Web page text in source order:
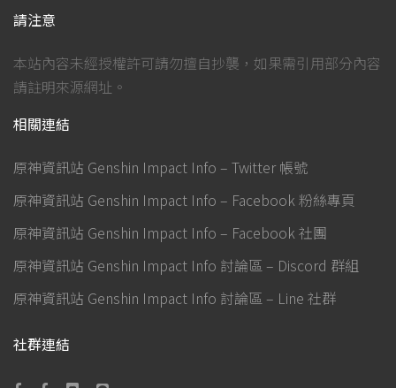
請注意
本站內容未經授權許可請勿擅自抄襲，如果需引用部分內容
請註明來源網址。
相關連結
原神資訊站 Genshin Impact Info – Twitter 帳號
原神資訊站 Genshin Impact Info – Facebook 粉絲專頁
原神資訊站 Genshin Impact Info – Facebook 社團
原神資訊站 Genshin Impact Info 討論區 – Discord 群組
原神資訊站 Genshin Impact Info 討論區 – Line 社群
社群連結